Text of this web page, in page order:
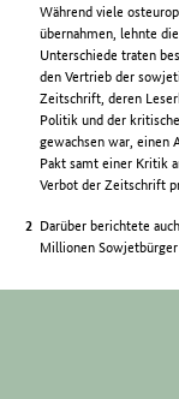
Während viele
übernahmen, lehnte
Unterschiede traten
den Vertrieb der
Zeitschrift, deren
Politik und der
gewachsen war, einen
Pakt samt einer Kritik
Verbot der Zeitschrift
Darüber berichtete
Millionen